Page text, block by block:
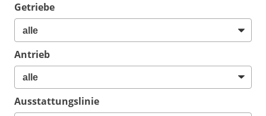
Getriebe
Antrieb
Ausstattungslinie